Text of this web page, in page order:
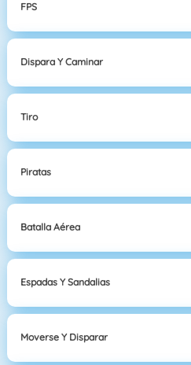
FPS
Dispara Y Caminar
Tiro
Piratas
Batalla Aérea
Espadas Y Sandalias
Moverse Y Disparar